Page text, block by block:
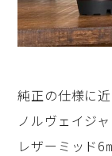
純正の仕様に
ノルヴェイジ
レザーミッド